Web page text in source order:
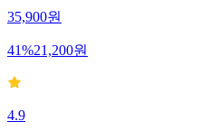
35,900원
41%21,200원
4.9